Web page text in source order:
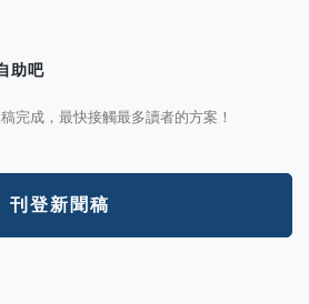
助吧
完成，最快接觸最多讀者的方案！
刊登新聞稿